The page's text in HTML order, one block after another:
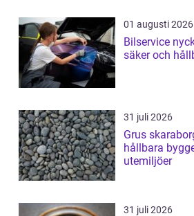
01 augusti 2026
Bilservice nyckeln till en trygg,
säker och
31 juli 2026
Grus skaraborg en nyckel
hållbara
utemiljöer
31 juli 2026